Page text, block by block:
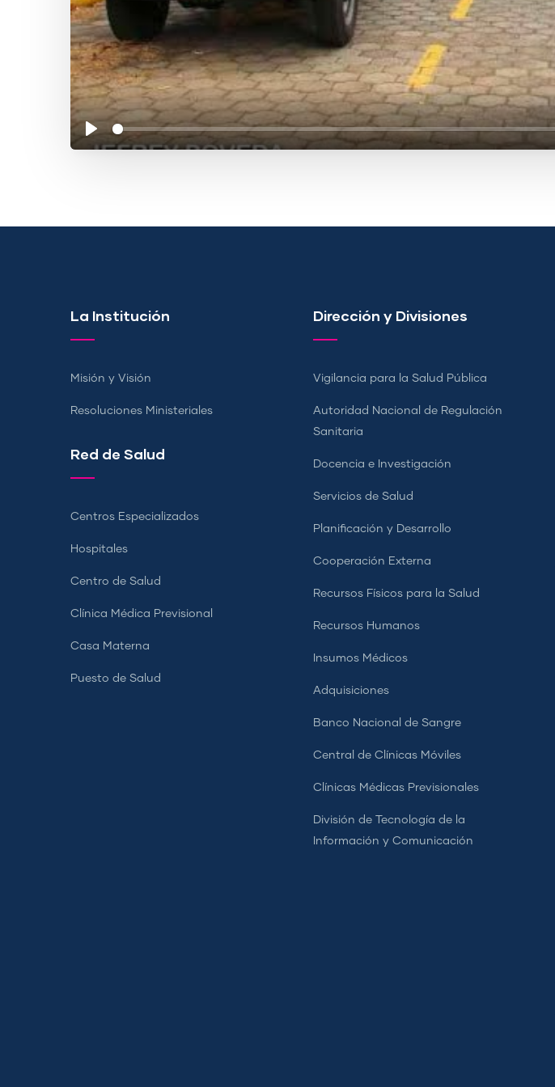
La Institución
Misión y Visión
Resoluciones Ministeriales
Red de Salud
Centros Especializados
Hospitales
Centro de Salud
Clínica Médica Previsional
Casa Materna
Puesto de Salud
Dirección y Divisiones
Vigilancia para la Salud Pública
Autoridad Nacional de Regulación
Sanitaria
Docencia e Investigación
Servicios de Salud
Planificación y Desarrollo
Cooperación Externa
Recursos Físicos para la Salud
Recursos Humanos
Insumos Médicos
Adquisiciones
Banco Nacional de Sangre
Central de Clínicas Móviles
Clínicas Médicas Previsionales
División de Tecnología de la
Información y Comunicación